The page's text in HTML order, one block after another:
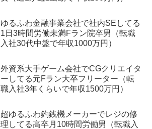
ゆるふわ金融事業会社で社内SEしてる
1日3時間労働未満Fラン院卒男（転職
入社30代中盤で年収1000万円）
外資系大手ゲーム会社でCGクリエイタ
ーしてる元Fラン大卒フリーター（転
職入社3年くらいで年収1500万円）
超ゆるふわ釣銭機メーカーでレジの修
理してる高卒月10時間労働男（転職入